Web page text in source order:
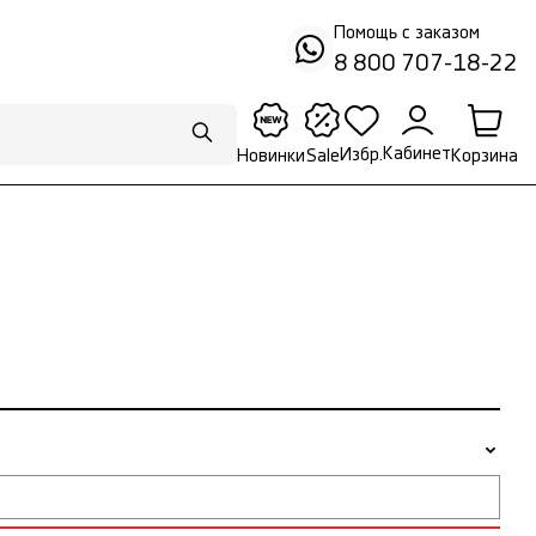
Помощь с заказом
8 800 707-18-22
НовинкиSale Избр. Кабинет Корзина